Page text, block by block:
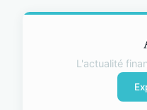
L'actualité